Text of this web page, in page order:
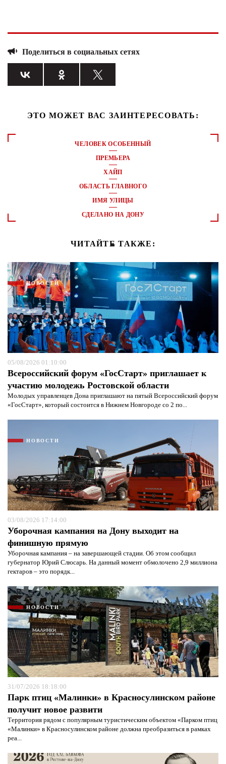
Поделиться в социальных сетях
ЭТО МОЖЕТ ВАС ЗАИНТЕРЕСОВАТЬ:
ЧЕЛОВЕК ОСОБЕННЫЙ
ПРЕМЬЕРА
ХАЙП
ОБЛАСТЬ ГЛАВНОГО
ИМЯ УЛИЦЫ
СДЕЛАНО НА ДОНУ
ЧИТАЙТЕ ТАКЖЕ:
НОВОСТИ
05/08/2026 01:10:00
Всероссийский форум «ГосСтарт» приглашает к
участию молодежь Ростовской области
Молодых управленцев Дона приглашают на пятый Всероссийский форум
«ГосСтарт», который состоится в Нижнем Новгороде со 2 по...
НОВОСТИ
03/08/2026 17:14:00
Уборочная кампания на Дону выходит на
финишную прямую
Уборочная кампания – на завершающей стадии. Об этом сообщил
губернатор Юрий Слюсарь. На данный момент обмолочено 2,9 миллиона
гектаров – это порядк...
НОВОСТИ
31/07/2026 18:18:00
Парк птиц «Малинки» в Красносулинском районе
получит новое развити
Территория рядом с популярным туристическим объектом «Парком птиц
«Малинки» в Красносулинском районе должна преобразиться в рамках
реа...